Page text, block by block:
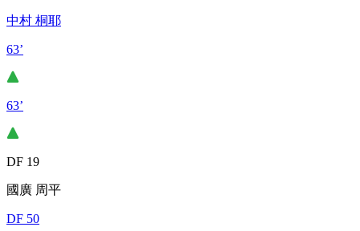
中村 桐耶
63’
63’
DF 19
國廣 周平
DF 50